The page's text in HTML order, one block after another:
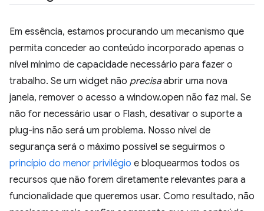
Em essência, estamos procurando um mecanismo que
permita conceder ao conteúdo incorporado apenas o
nível mínimo de capacidade necessário para fazer o
trabalho. Se um widget não precisaabrir uma nova
janela, remover o acesso a window.open não faz mal. Se
não for necessário usar o Flash, desativar o suporte a
plug-ins não será um problema. Nosso nível de
segurança será o máximo possível se seguirmos o
princípio do menor privilégio e bloquearmos todos os
recursos que não forem diretamente relevantes para a
funcionalidade que queremos usar. Como resultado, não